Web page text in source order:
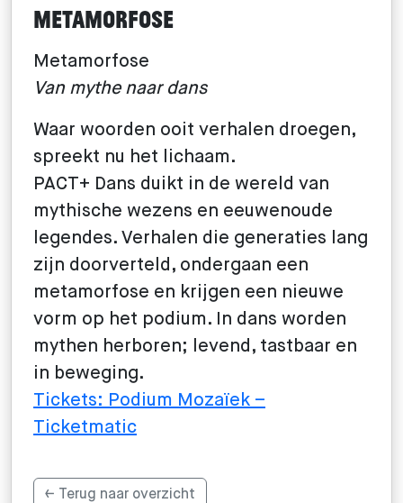
Metamorfose
Metamorfose
Van mythe naar dans
Waar woorden ooit verhalen droegen,
spreekt nu het lichaam.
PACT+ Dans duikt in de wereld van
mythische wezens en eeuwenoude
legendes. Verhalen die generaties lang
zijn doorverteld, ondergaan een
metamorfose en krijgen een nieuwe
vorm op het podium. In dans worden
mythen herboren; levend, tastbaar en
in beweging.
Tickets: Podium Mozaïek –
Ticketmatic
← Terug naar overzicht